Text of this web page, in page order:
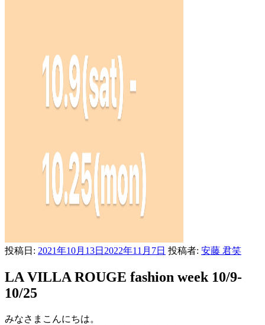
投稿日: 2021年10月13日 2022年11月7日 投稿者: 安藤 君笑
LA VILLA ROUGE fashion week 10/9-
10/25
みなさまこんにちは。